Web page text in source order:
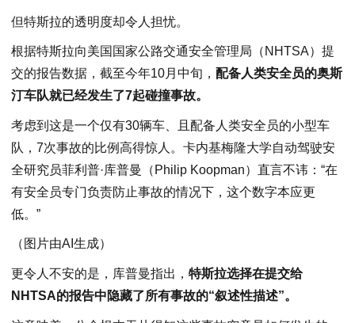
但特斯拉的透明度却令人担忧。
根据特斯拉向美国国家公路交通安全管理局（NHTSA）提
交的报告数据，截至今年10月中旬， 配备人类安全员的奥斯
汀车队就已经发生了7起碰撞事故。
考虑到这是一个仅有30辆车、且配备人类安全员的小型车
队，7次事故的比例高得惊人。卡内基梅隆大学自动驾驶安
全研究员菲利普·库普曼（Philip Koopman）直言不讳：“在
有安全员专门负责防止事故的情况下，这个数字本应更
低。”
（图片由AI生成）
更令人不安的是，库普曼指出， 特斯拉选择在提交给
NHTSA的报告中隐藏了所有事故的“叙述性描述”。